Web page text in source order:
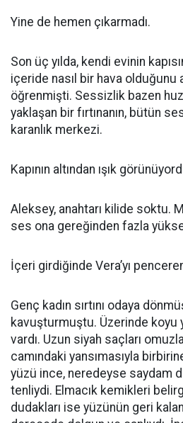
Yine de hemen çıkarmadı.
Son üç yılda, kendi evinin
içeride nasıl bir hava olduğunu
öğrenmişti. Sessizlik bazen
yaklaşan bir fırtınanın, bütün
karanlık merkezi.
Kapının altından ışık
Aleksey, anahtarı kilide soktu.
ses ona gereğinden fazla
İçeri girdiğinde Vera’yı
Genç kadın sırtını odaya
kavuşturmuştu. Üzerinde koyu
vardı. Uzun siyah saçları
camındaki yansımasıyla birbirine
yüzü ince, neredeyse saydam
tenliydi. Elmacık kemikleri
dudakları ise yüzünün geri